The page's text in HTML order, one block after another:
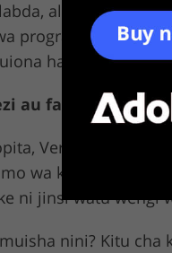
alijiuliza swali
programu hii ya
haikubaliki.
au faini ya $ 1,000?
Verizon, AT &
wa kupambana
ni jinsi watu
nini? Kitu cha